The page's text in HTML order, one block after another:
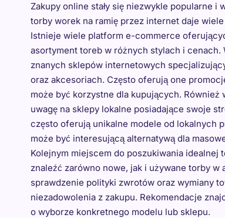
Zakupy online stały się niezwykle popularne i
torby worek na ramię przez internet daje
Istnieje wiele platform e-commerce
asortyment toreb w różnych stylach i cenach.
znanych sklepów internetowych
oraz akcesoriach. Często oferują one
może być korzystne dla kupujących. Również
uwagę na sklepy lokalne posiadające swoje
często oferują unikalne modele od lokalnych
może być interesującą alternatywą dla
Kolejnym miejscem do poszukiwania idealnej
znaleźć zarówno nowe, jak i używane torby
sprawdzenie polityki zwrotów oraz wymiany
niezadowolenia z zakupu. Rekomendacje
o wyborze konkretnego modelu lub sklepu.